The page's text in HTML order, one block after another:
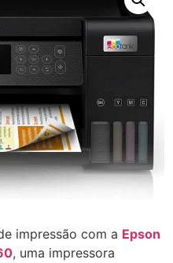
impressão com a Epson
, uma impressora